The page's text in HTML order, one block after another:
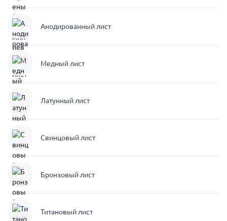
Анодированный лист
Медный лист
Латунный лист
Свинцовый лист
Бронзовый лист
Титановый лист